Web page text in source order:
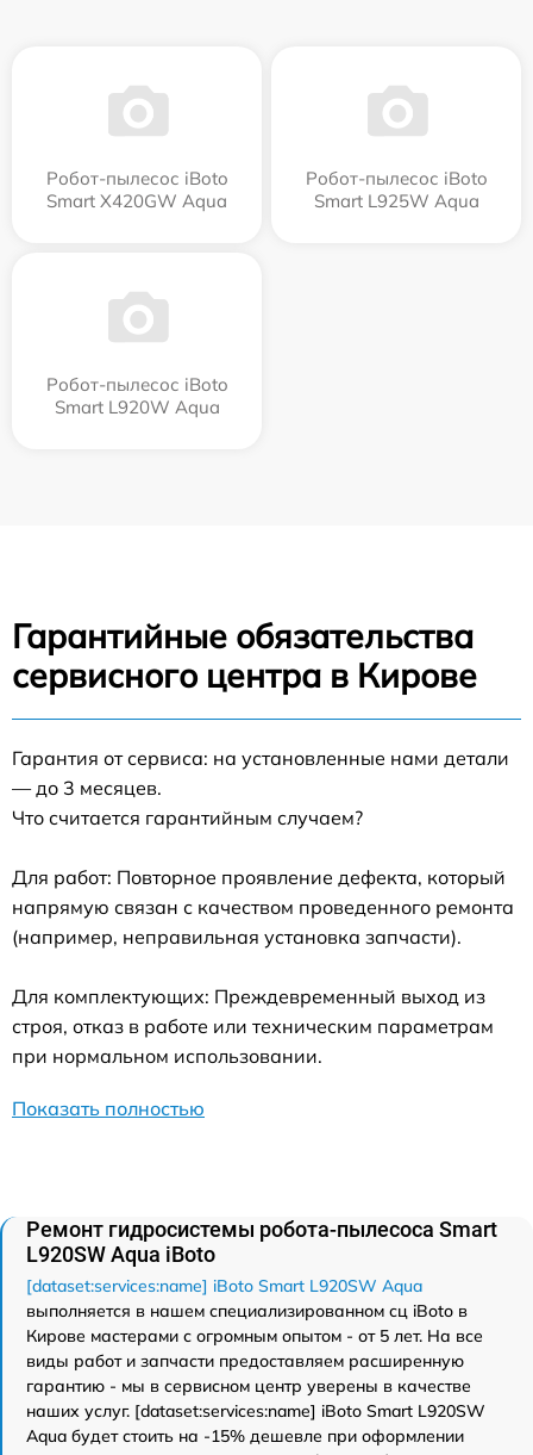
Робот-пылесос iBoto
Smart Х420GW Aqua
Робот-пылесос iBoto
Smart L925W Aqua
Робот-пылесос iBoto
Smart L920W Aqua
Гарантийные обязательства
сервисного центра в Кирове
Гарантия от сервиса: на установленные нами детали
— до 3 месяцев.
Что считается гарантийным случаем?
Для работ: Повторное проявление дефекта, который
напрямую связан с качеством проведенного ремонта
(например, неправильная установка запчасти).
Для комплектующих: Преждевременный выход из
строя, отказ в работе или техническим параметрам
при нормальном использовании.
Показать полностью
Ремонт гидросистемы робота-пылесоса Smart
L920SW Aqua iBoto
[dataset:services:name] iBoto Smart L920SW Aqua
выполняется в нашем специализированном сц iBoto в
Кирове мастерами с огромным опытом - от 5 лет. На все
виды работ и запчасти предоставляем расширенную
гарантию - мы в сервисном центр уверены в качестве
наших услуг. [dataset:services:name] iBoto Smart L920SW
Aqua будет стоить на -15% дешевле при оформлении